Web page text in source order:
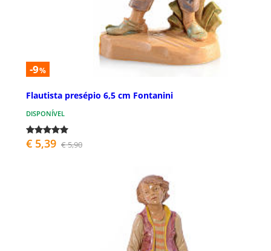
-9%
Flautista presépio 6,5 cm Fontanini
DISPONÍVEL
€ 5,39 € 5,90